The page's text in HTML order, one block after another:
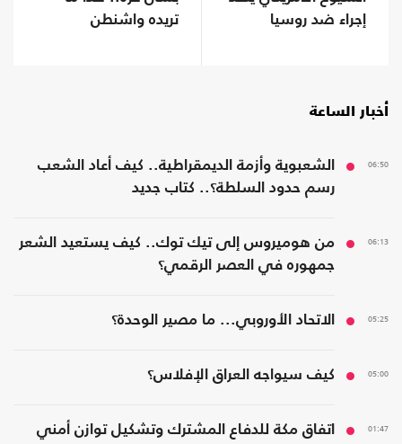
إجراء ضد روسيا
تريده واشنطن
أخبار الساعة
06:50
الشعبوية وأزمة الديمقراطية.. كيف أعاد الشعب
رسم حدود السلطة؟.. كتاب جديد
06:13
من هوميروس إلى تيك توك.. كيف يستعيد الشعر
جمهوره في العصر الرقمي؟
05:25 الاتحاد الأوروبي... ما مصير الوحدة؟
05:00 كيف سيواجه العراق الإفلاس؟
01:47
اتفاق مكة للدفاع المشترك وتشكيل توازن أمني